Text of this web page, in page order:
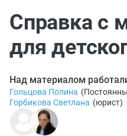
отношений
Справка с
для
Над материалом
Гольцова Полина (
Горбикова Светлана (юрист)